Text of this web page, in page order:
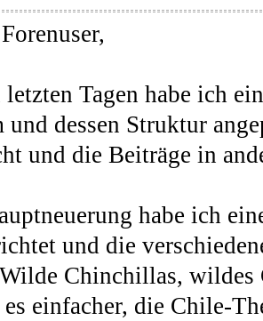
letzten Tagen habe ich
und dessen Struktur
und die Beiträge in
habe ich
und die
Chinchillas, wildes
es einfacher, die Chile-